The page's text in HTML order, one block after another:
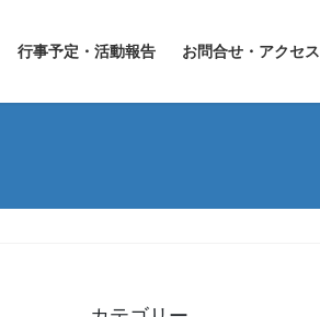
行事予定・活動報告 お問合せ・アクセス